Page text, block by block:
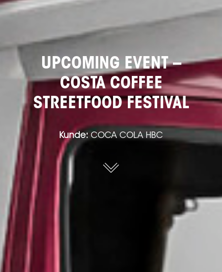
UPCOMING EVENT –
COSTA COFFEE
STREETFOOD FESTIVAL
Kunde: COCA COLA HBC